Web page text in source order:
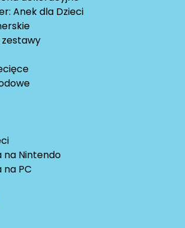
Anek dla Dzieci
zestawy
na Nintendo
PC